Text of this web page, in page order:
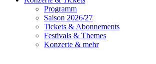
Programm
Saison 2026/27
Tickets & Abonnements
Festivals & Themes
Konzerte & mehr